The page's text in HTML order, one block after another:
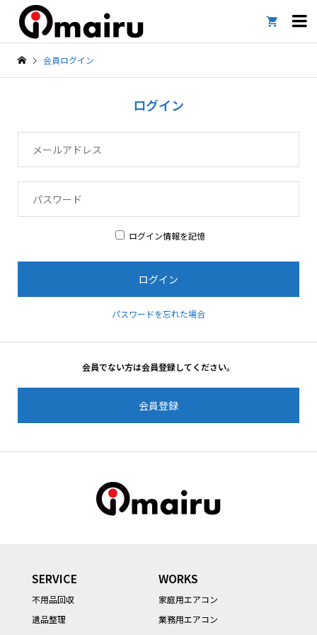

会員ログイン
ログイン
ログイン情報を記憶
パスワードを忘れた場合
会員でない方は会員登録してください。
会員登録
SERVICE
不用品回収
遺品整理
WORKS
家庭用エアコン
業務用エアコン